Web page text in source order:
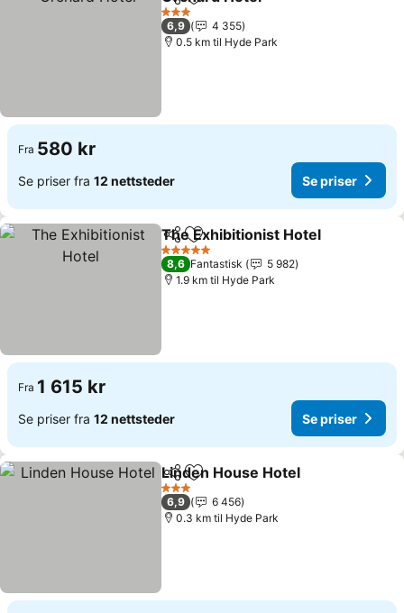
Del Legg til i favoritter
3 Stjerner
6,9
4 355
0.5 km til Hyde Park
Fra 580 kr
Se priser fra 12 nettsteder Se priser
Del Legg til i favoritter
The Exhibitionist Hotel
5 Stjerner
8,6 Fantastisk
5 982
1.9 km til Hyde Park
Fra 1 615 kr
Se priser fra 12 nettsteder Se priser
Del Legg til i favoritter
Linden House Hotel
3 Stjerner
6,9
6 456
0.3 km til Hyde Park